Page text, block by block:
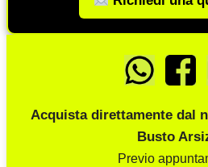
Acquista direttamente dal
Busto
Previo